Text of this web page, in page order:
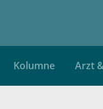
Kolumne Arzt